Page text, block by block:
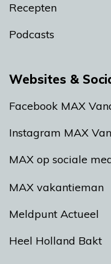
Recepten
Podcasts
Websites &
Facebook MAX
Instagram MAX
MAX op sociale
MAX vakantieman
Meldpunt Actueel
Heel Holland Bakt